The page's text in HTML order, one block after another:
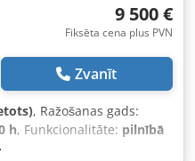
9 500 €
Fiksēta cena plus PVN
Zvanīt
, Ražošanas gads:
h, Funkcionalitāte: pilnībā
kg